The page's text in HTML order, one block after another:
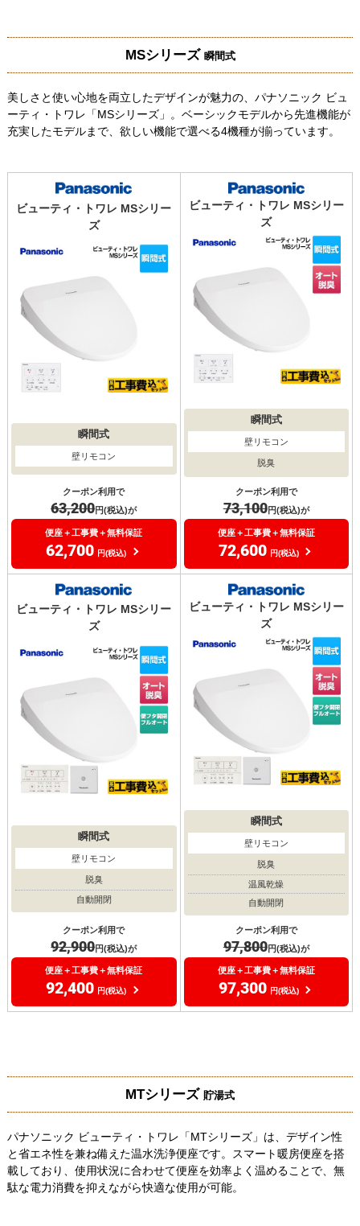
MSシリーズ 瞬間式
美しさと使い心地を両立したデザインが魅力の、パナソニック ビュ
ーティ・トワレ「MSシリーズ」。ベーシックモデルから先進機能が
充実したモデルまで、欲しい機能で選べる4機種が揃っています。
ビューティ・トワレ MSシリー
ズ
瞬間式
壁リモコン
クーポン利用で
63,200円(税込)が
便座＋工事費＋無料保証
62,700 円(税込)
ビューティ・トワレ MSシリー
ズ
瞬間式
壁リモコン
脱臭
クーポン利用で
73,100円(税込)が
便座＋工事費＋無料保証
72,600 円(税込)
ビューティ・トワレ MSシリー
ズ
瞬間式
壁リモコン
脱臭
自動開閉
クーポン利用で
92,900円(税込)が
便座＋工事費＋無料保証
92,400 円(税込)
ビューティ・トワレ MSシリー
ズ
瞬間式
壁リモコン
脱臭
温風乾燥
自動開閉
クーポン利用で
97,800円(税込)が
便座＋工事費＋無料保証
97,300 円(税込)
MTシリーズ 貯湯式
パナソニック ビューティ・トワレ「MTシリーズ」は、デザイン性
と省エネ性を兼ね備えた温水洗浄便座です。スマート暖房便座を搭
載しており、使用状況に合わせて便座を効率よく温めることで、無
駄な電力消費を抑えながら快適な使用が可能。